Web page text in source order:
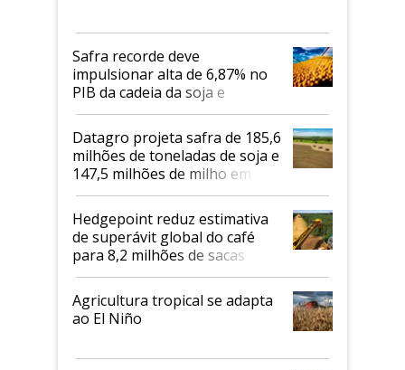
Safra recorde deve
impulsionar alta de 6,87% no
PIB da cadeia da soja e
biodiesel em 2026
Datagro projeta safra de 185,6
milhões de toneladas de soja e
147,5 milhões de milho em
2026/27
Hedgepoint reduz estimativa
de superávit global do café
para 8,2 milhões de sacas
Agricultura tropical se adapta
ao El Niño